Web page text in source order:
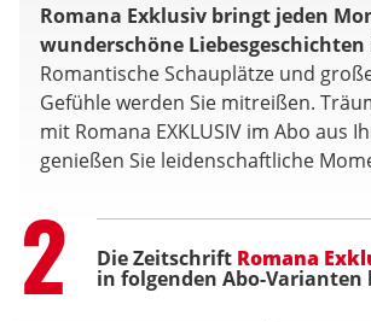
Romana Exklusiv bringt jeden
wunderschöne Liebesgeschichten
Romantische Schauplätze und
Gefühle werden Sie mitreißen.
mit Romana EXKLUSIV im Abo aus
genießen Sie leidenschaftliche
Step
2 Die Zeitschrift Romana
in folgenden Abo-Varianten